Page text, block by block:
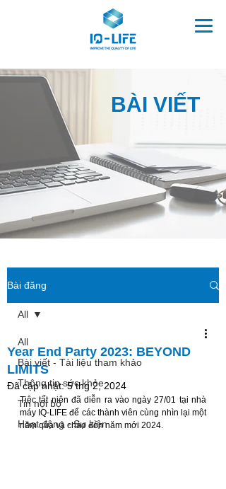
BÀI VIẾT
Bài đăng
All
Bài viết - Tài liệu tham khảo
Thông tin sức khỏe
Tin nội bộ
Hoạt động - Sự kiện
All
Year End Party 2023: BEYOND
LIMITS
Đã cập nhật:5 thg 2, 2024
Tiệc tất niên đã diễn ra vào ngày 27/01 tại nhà
máy IQ-LIFE để các thành viên cùng nhìn lại một
năm qua và chào đón năm mới 2024.